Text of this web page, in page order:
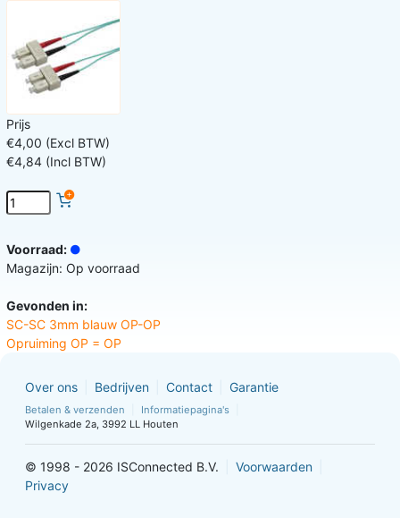
Prijs
€4,00 (Excl BTW)
€4,84 (Incl BTW)
Voorraad:
Magazijn: Op voorraad
Gevonden in:
SC-SC 3mm blauw OP-OP
Opruiming OP = OP
Over ons Bedrijven Contact Garantie
Betalen & verzenden
Informatiepagina's
Wilgenkade 2a, 3992 LL Houten
© 1998 - 2026 ISConnected B.V.
Voorwaarden
Privacy